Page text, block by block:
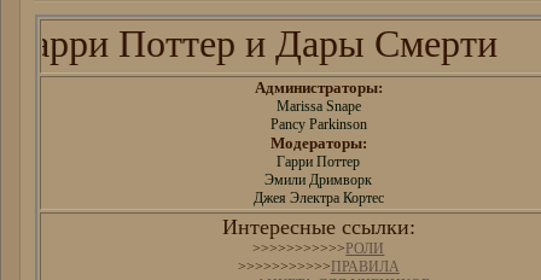
Поттер и Дары Смерти
Администраторы:
Marissa Snape
Pancy Parkinson
Модераторы:
Гарри Поттер
Эмили Дримворк
Джея Электра Кортес
Интересные ссылки:
>>>>>>>>>>> РОЛИ
>>>>>>>>>>> ПРАВИЛА